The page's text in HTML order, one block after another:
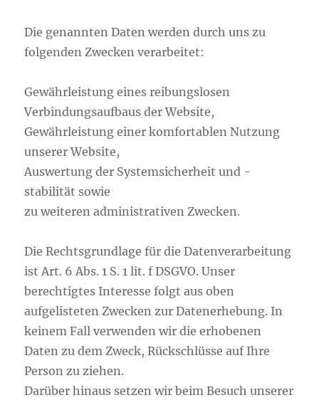
Die genannten Daten werden durch uns zu
folgenden Zwecken verarbeitet:
Gewährleistung eines reibungslosen
Verbindungsaufbaus der Website,
Gewährleistung einer komfortablen Nutzung
unserer Website,
Auswertung der Systemsicherheit und -
stabilität sowie
zu weiteren administrativen Zwecken.
Die Rechtsgrundlage für die Datenverarbeitung
ist Art. 6 Abs. 1 S. 1 lit. f DSGVO. Unser
berechtigtes Interesse folgt aus oben
aufgelisteten Zwecken zur Datenerhebung. In
keinem Fall verwenden wir die erhobenen
Daten zu dem Zweck, Rückschlüsse auf Ihre
Person zu ziehen.
Darüber hinaus setzen wir beim Besuch unserer